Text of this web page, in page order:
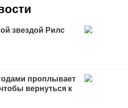
звездой Рилс
проплывает
вернуться к